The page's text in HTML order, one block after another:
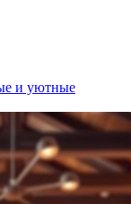
и уютные